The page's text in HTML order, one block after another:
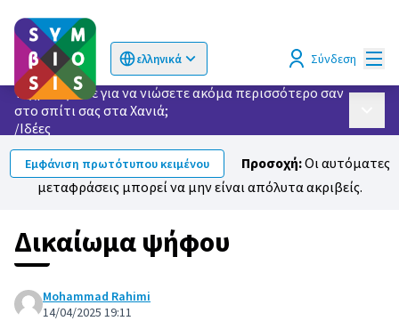
ελληνικά
Choose language Επιλογή γλώσσας Σύνδεση
Τι χρειάζεστε για να νιώσετε ακόμα περισσότερο σαν
στο σπίτι σας στα Χανιά;
/Ιδέες
Εμφάνιση πρωτότυπου κειμένου Προσοχή:Οι αυτόματες
μεταφράσεις μπορεί να μην είναι απόλυτα ακριβείς.
Δικαίωμα ψήφου
Mohammad Rahimi
14/04/2025 19:11